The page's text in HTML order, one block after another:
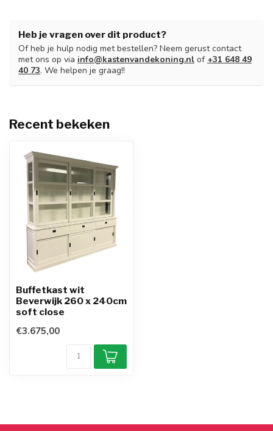
Heb je vragen over dit product?
Of heb je hulp nodig met bestellen? Neem gerust contact
met ons op via info@kastenvandekoning.nl of +31 648 49
40 73. We helpen je graag!!
Recent bekeken
Buffetkast wit
Beverwijk 260 x 240cm
soft close
€3.675,00